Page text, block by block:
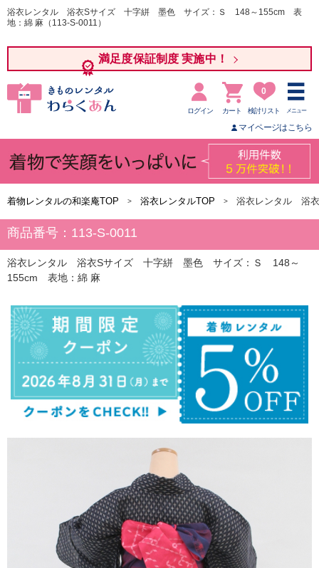
浴衣レンタル 浴衣Sサイズ 十字絣 墨色 サイズ：Ｓ 148～155cm 表
地：綿 麻（113-S-0011）
満足度保証制度 実施中！
ログイン カート
0
検討リスト メニュー
マイページはこちら
着物レンタルの和楽庵TOP 浴衣レンタルTOP 浴衣レンタル 浴
商品番号：113-S-0011
浴衣レンタル 浴衣Sサイズ 十字絣 墨色 サイズ：Ｓ 148～
155cm 表地：綿 麻